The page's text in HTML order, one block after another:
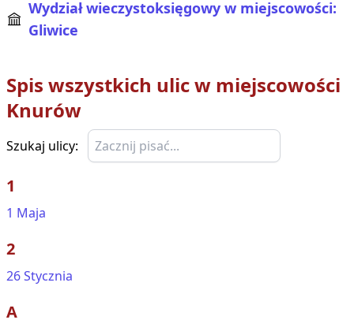
Wydział wieczystoksięgowy w miejscowości:
Gliwice
Spis wszystkich ulic w miejscowości
Knurów
Szukaj ulicy:
1
1 Maja
2
26 Stycznia
A